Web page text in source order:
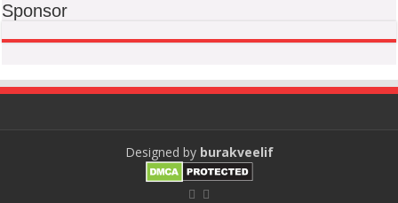
Sponsor
Designed by burakveelif